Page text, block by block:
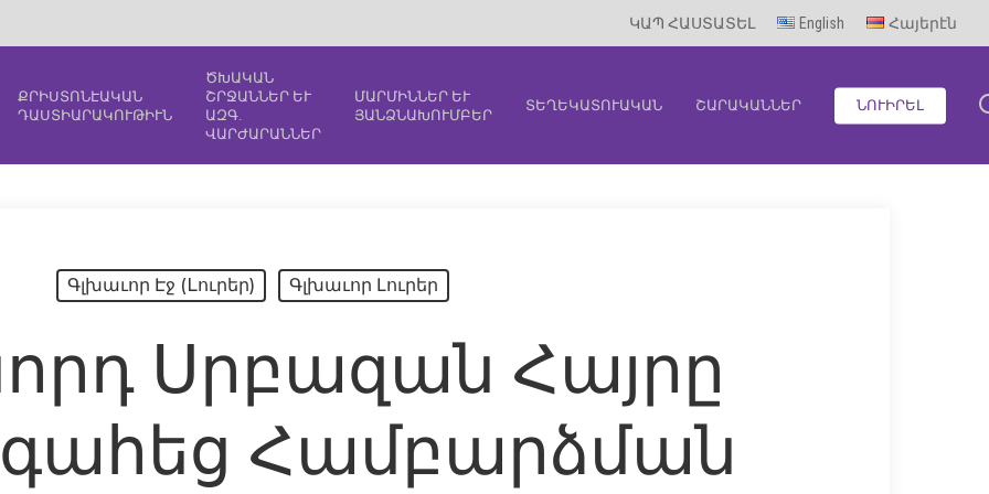
ԿԱՊ ՀԱՍՏԱՏԵԼ English Հայերէն
ՔՐԻՍՏՈՆԷԱԿԱՆ
ԴԱՍՏԻԱՐԱԿՈՒԹԻՒՆ
ԾԽԱԿԱՆ
ՇՐՋԱՆՆԵՐ ԵՒ
ԱԶԳ.
ՎԱՐԺԱՐԱՆՆԵՐ
ՄԱՐՄԻՆՆԵՐ ԵՒ
ՅԱՆՁՆԱԽՈՒՄԲԵՐ
ՏԵՂԵԿԱՏՈՒԱԿԱՆ ՇԱՐԱԿԱՆՆԵՐ ՆՈՒԻՐԵԼ
Գլխաւոր Էջ (Lուրեր) Գլխաւոր Լուրեր
Սրբազան Հայրը
Համբարձման